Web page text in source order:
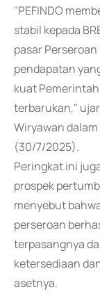
"PEFINDO
stabil kepada
pasar
pendapatan
kuat
terbarukan,"
Wiryawan
(30/7/2025).
Peringkat ini
prospek
menyebut
perseroan
terpasangnya
ketersediaan
asetnya.